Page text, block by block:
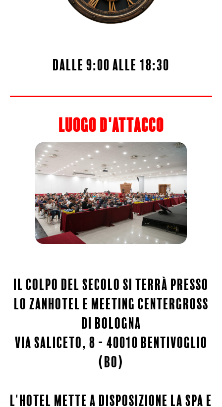
dalle 9:00 alle 18:30
luogo d'attacco
il colpo del secolo si terrà presso
lo zanhotel e meeting centergross
di bologna
via saliceto, 8 - 40010 bentivoglio
(bo)
l'hotel mette a disposizione la spa e